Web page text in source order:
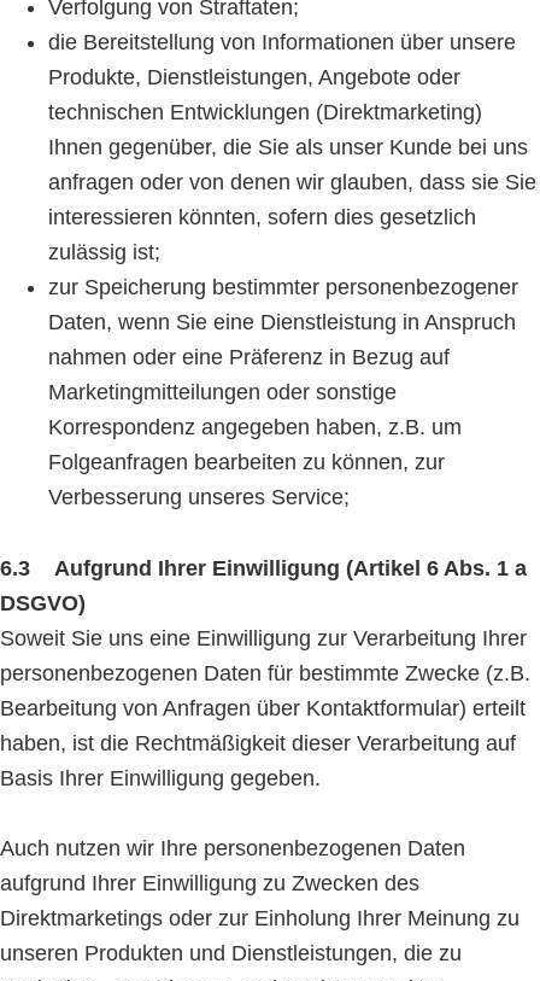
Verfolgung von Straftaten;
die Bereitstellung von Informationen über unsere
Produkte, Dienstleistungen, Angebote oder
technischen Entwicklungen (Direktmarketing)
Ihnen gegenüber, die Sie als unser Kunde bei uns
anfragen oder von denen wir glauben, dass sie Sie
interessieren könnten, sofern dies gesetzlich
zulässig ist;
zur Speicherung bestimmter personenbezogener
Daten, wenn Sie eine Dienstleistung in Anspruch
nahmen oder eine Präferenz in Bezug auf
Marketingmitteilungen oder sonstige
Korrespondenz angegeben haben, z.B. um
Folgeanfragen bearbeiten zu können, zur
Verbesserung unseres Service;
6.3 Aufgrund Ihrer Einwilligung (Artikel 6 Abs. 1 a
DSGVO)
Soweit Sie uns eine Einwilligung zur Verarbeitung Ihrer
personenbezogenen Daten für bestimmte Zwecke (z.B.
Bearbeitung von Anfragen über Kontaktformular) erteilt
haben, ist die Rechtmäßigkeit dieser Verarbeitung auf
Basis Ihrer Einwilligung gegeben.
Auch nutzen wir Ihre personenbezogenen Daten
aufgrund Ihrer Einwilligung zu Zwecken des
Direktmarketings oder zur Einholung Ihrer Meinung zu
unseren Produkten und Dienstleistungen, die zu